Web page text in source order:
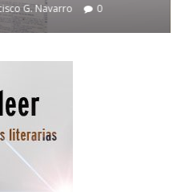
G. Navarro 0